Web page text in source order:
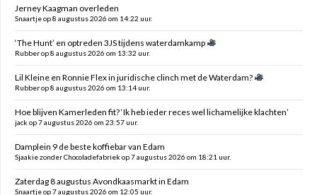
Jerney Kaagman overleden
Snaartje op 8 augustus 2026 om 14:22 uur.
‘The Hunt’ en optreden 3JS tijdens waterdamkamp
Rubber op 8 augustus 2026 om 13:32 uur.
Lil Kleine en Ronnie Flex in juridische clinch met de Waterdam?
Rubber op 8 augustus 2026 om 13:14 uur.
Hoe blijven Kamerleden fit? ‘Ik heb ieder reces wel lichamelijke klachten’
jack op 7 augustus 2026 om 23:57 uur.
Damplein 9 de beste koffiebar van Edam
Sjaakie zonder Chocoladefabriek op 7 augustus 2026 om 18:21 uur.
Zaterdag 8 augustus Avondkaasmarkt in Edam
Snaartje op 7 augustus 2026 om 12:05 uur.